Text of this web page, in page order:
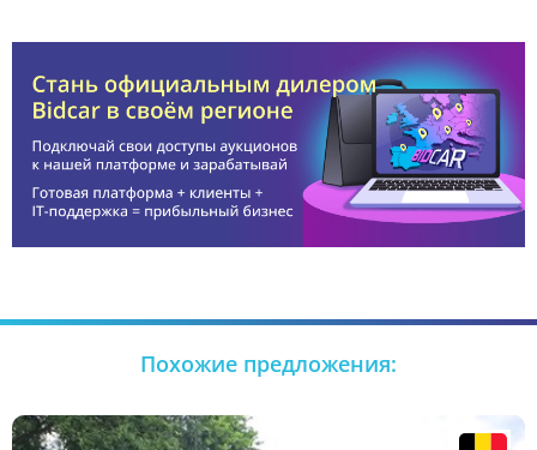
Похожие предложения: